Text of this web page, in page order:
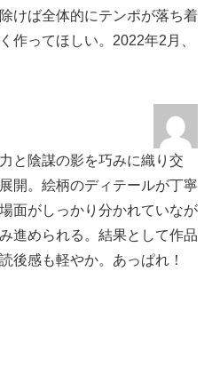
けば全体的にテンポが落ち着
作ってほしい。2022年2月、
と陰謀の影を巧みに織り交
開。絵柄のディテールが丁寧
面がしっかり分かれていなが
進められる。結果として作品
後感も軽やか。あっぱれ！